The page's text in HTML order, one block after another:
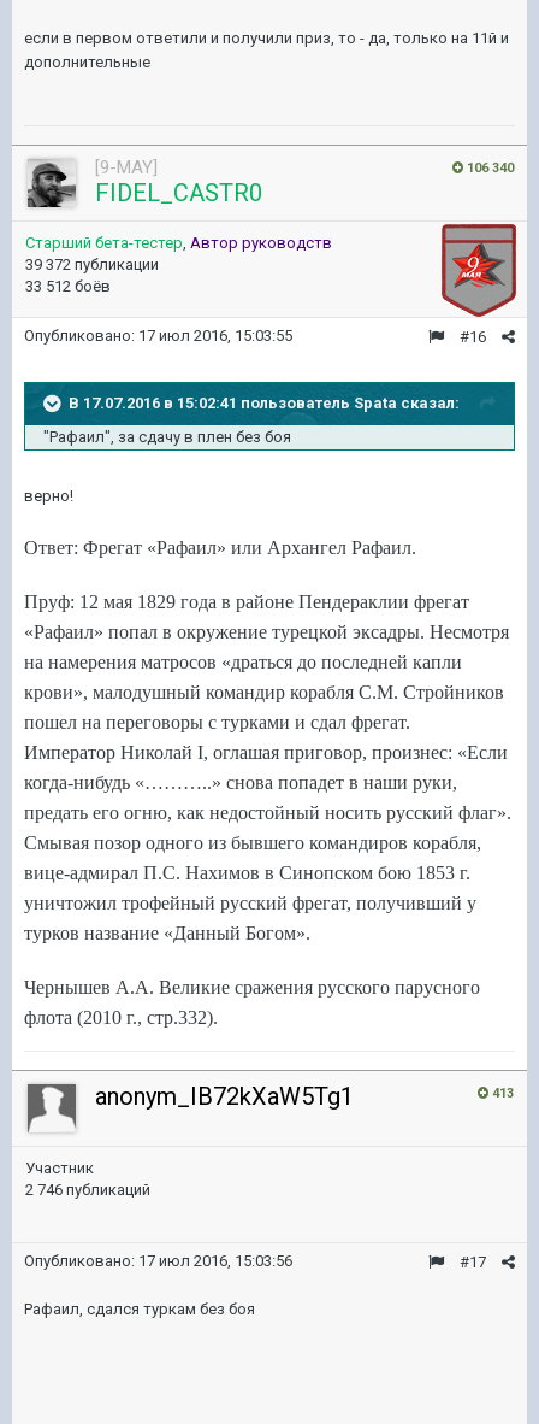
если в первом ответили и получили приз, то - да, только на 11й и
дополнительные
106 340
[9-MAY]
FIDEL_CASTR0
Старший бета-тестер, Автор руководств
39 372 публикации
33 512 боёв
#16
Опубликовано: 17 июл 2016, 15:03:55
В 17.07.2016 в 15:02:41 пользователь Spata сказал:
"Рафаил", за сдачу в плен без боя
верно!
Ответ: Фрегат «Рафаил» или Архангел Рафаил.
Пруф: 12 мая 1829 года в районе Пендераклии фрегат
«Рафаил» попал в окружение турецкой эксадры. Несмотря
на намерения матросов «драться до последней капли
крови», малодушный командир корабля С.М. Стройников
пошел на переговоры с турками и сдал фрегат.
Император Николай I, оглашая приговор, произнес: «Если
когда-нибудь «………..» снова попадет в наши руки,
предать его огню, как недостойный носить русский флаг».
Смывая позор одного из бывшего командиров корабля,
вице-адмирал П.С. Нахимов в Синопском бою 1853 г.
уничтожил трофейный русский фрегат, получивший у
турков название «Данный Богом».
Чернышев А.А. Великие сражения русского парусного
флота (2010 г., стр.332).
413
anonym_IB72kXaW5Tg1
Участник
2 746 публикаций
#17
Опубликовано: 17 июл 2016, 15:03:56
Рафаил, сдался туркам без боя